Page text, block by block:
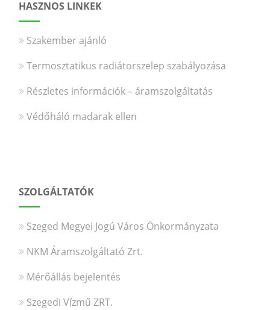
HASZNOS LINKEK
Szakember ajánló
Termosztatikus radiátorszelep szabályozása
Részletes információk – áramszolgáltatás
Védőháló madarak ellen
SZOLGÁLTATÓK
Szeged Megyei Jogú Város Önkormányzata
NKM Áramszolgáltató Zrt.
Mérőállás bejelentés
Szegedi Vízmű ZRT.